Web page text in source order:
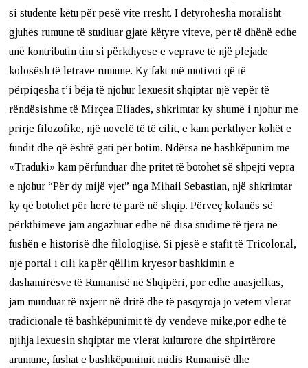
si studente këtu për pesë vite rresht. I detyrohesha moralisht
gjuhës rumune të studiuar gjatë këtyre viteve, për të dhënë edhe
unë kontributin tim si përkthyese e veprave të një plejade
kolosësh të letrave rumune. Ky fakt më motivoi që të
përpiqesha t’i bëja të njohur lexuesit shqiptar një vepër të
rëndësishme të Mirçea Eliades, shkrimtar ky shumë i njohur me
prirje filozofike, një novelë të të cilit, e kam përkthyer kohët e
fundit dhe që është gati për botim. Ndërsa në bashkëpunim me
«Traduki» kam përfunduar dhe pritet të botohet së shpejti vepra
e njohur “Për dy mijë vjet” nga Mihail Sebastian, një shkrimtar
ky që botohet për herë të parë në shqip. Përveç kolanës së
përkthimeve jam angazhuar edhe në disa studime të tjera në
fushën e historisë dhe filologjisë. Si pjesë e stafit të Tricolor.al,
një portal i cili ka për qëllim kryesor bashkimin e
dashamirësve të Rumanisë në Shqipëri, por edhe anasjelltas,
jam munduar të nxjerr në dritë dhe të pasqyroja jo vetëm vlerat
tradicionale të bashkëpunimit të dy vendeve mike,por edhe të
njihja lexuesin shqiptar me vlerat kulturore dhe shpirtërore
arumune, fushat e bashkëpunimit midis Rumanisë dhe